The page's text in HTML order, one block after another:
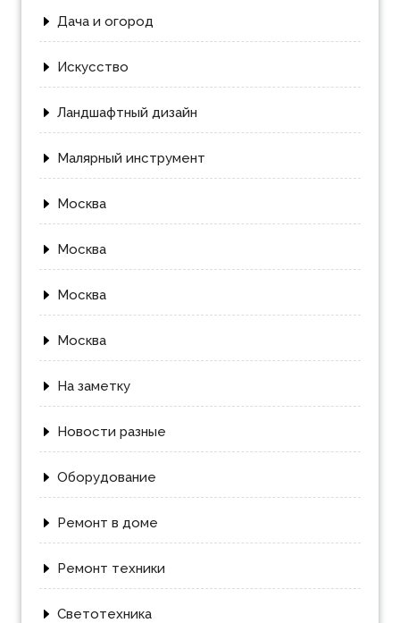
Дача и огород
Искусство
Ландшафтный дизайн
Малярный инструмент
Москва
Москва
Москва
Москва
На заметку
Новости разные
Оборудование
Ремонт в доме
Ремонт техники
Светотехника